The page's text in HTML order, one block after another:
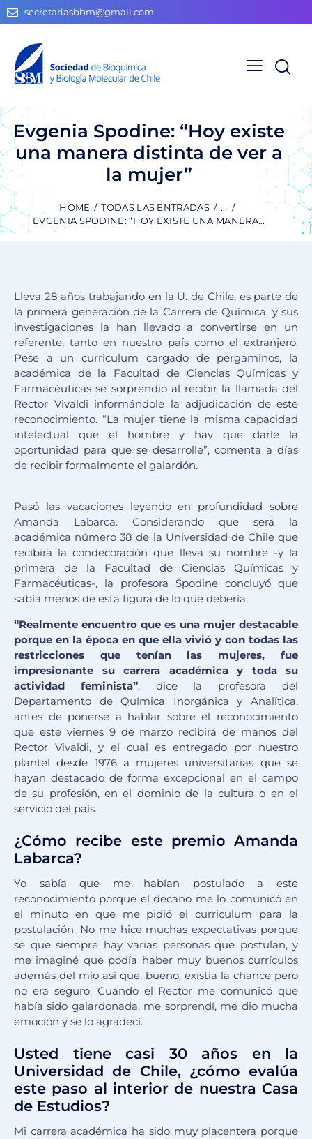
secretariasbbm@gmail.com
Evgenia Spodine: “Hoy existe
una manera distinta de ver a
la mujer”
HOME TODAS LAS ENTRADAS
...
EVGENIA SPODINE: “HOY EXISTE UNA MANERA...
Lleva 28 años trabajando en la U. de Chile, es parte de
la primera generación de la Carrera de Química, y sus
investigaciones la han llevado a convertirse en un
referente, tanto en nuestro país como el extranjero.
Pese a un curriculum cargado de pergaminos, la
académica de la Facultad de Ciencias Químicas y
Farmacéuticas se sorprendió al recibir la llamada del
Rector Vivaldi informándole la adjudicación de este
reconocimiento. “La mujer tiene la misma capacidad
intelectual que el hombre y hay que darle la
oportunidad para que se desarrolle”, comenta a días
de recibir formalmente el galardón.
Pasó las vacaciones leyendo en profundidad sobre
Amanda Labarca. Considerando que será la
académica número 38 de la Universidad de Chile que
recibirá la condecoración que lleva su nombre -y la
primera de la Facultad de Ciencias Químicas y
Farmacéuticas-, la profesora Spodine concluyó que
sabía menos de esta figura de lo que debería.
“Realmente encuentro que es una mujer destacable
porque en la época en que ella vivió y con todas las
restricciones que tenían las mujeres, fue
impresionante su carrera académica y toda su
actividad feminista”, dice la profesora del
Departamento de Química Inorgánica y Analítica,
antes de ponerse a hablar sobre el reconocimiento
que este viernes 9 de marzo recibirá de manos del
Rector Vivaldi, y el cual es entregado por nuestro
plantel desde 1976 a mujeres universitarias que se
hayan destacado de forma excepcional en el campo
de su profesión, en el dominio de la cultura o en el
servicio del país.
¿Cómo recibe este premio Amanda
Labarca?
Yo sabía que me habían postulado a este
reconocimiento porque el decano me lo comunicó en
el minuto en que me pidió el curriculum para la
postulación. No me hice muchas expectativas porque
sé que siempre hay varias personas que postulan, y
me imaginé que podía haber muy buenos currículos
además del mío así que, bueno, existía la chance pero
no era seguro. Cuando el Rector me comunicó que
había sido galardonada, me sorprendí, me dio mucha
emoción y se lo agradecí.
Usted tiene casi 30 años en la
Universidad de Chile, ¿cómo evalúa
este paso al interior de nuestra Casa
de Estudios?
Mi carrera académica ha sido muy placentera porque